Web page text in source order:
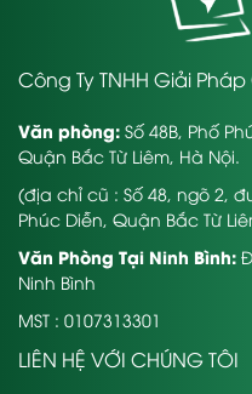
Công Ty TNHH Giải
Văn phòng: Số 48B, Phố
Quận Bắc Từ Liêm, Hà Nội.
(địa chỉ cũ : Số 48, ngõ 2,
Phúc Diễn, Quận Bắc Từ
Văn Phòng Tại Ninh Bình:
Ninh Bình
MST : 0107313301
LIÊN HỆ VỚI CHÚNG TÔI